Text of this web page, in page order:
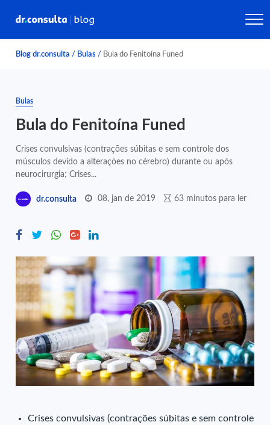
Blog dr.consulta / Bulas / Bula do Fenitoína Funed
Bulas
Bula do Fenitoína Funed
Crises convulsivas (contrações súbitas e sem controle dos
músculos devido a alterações no cérebro) durante ou após
neurocirurgia; Crises...
dr.consulta 08, jan de 2019 63 minutos para ler
Crises convulsivas (contrações súbitas e sem controle